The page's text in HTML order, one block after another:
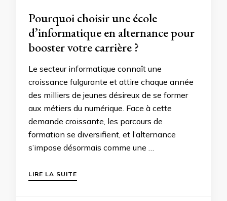
Pourquoi choisir une école
d’informatique en alternance pour
booster votre carrière ?
Le secteur informatique connaît une
croissance fulgurante et attire chaque année
des milliers de jeunes désireux de se former
aux métiers du numérique. Face à cette
demande croissante, les parcours de
formation se diversifient, et l’alternance
s’impose désormais comme une …
LIRE LA SUITE